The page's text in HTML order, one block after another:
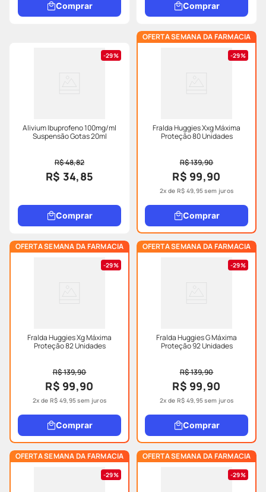
Comprar Comprar
29%
Alivium Ibuprofeno 100mg/ml
Suspensão Gotas 20ml
R$ 48,82
R$ 34,85
Comprar
OFERTA SEMANA DA FARMACIA
29%
Fralda Huggies Xxg Máxima
Proteção 80 Unidades
R$ 139,90
R$ 99,90
2x de R$ 49,95sem juros
Comprar
OFERTA SEMANA DA FARMACIA
29%
Fralda Huggies Xg Máxima
Proteção 82 Unidades
R$ 139,90
R$ 99,90
2x de R$ 49,95sem juros
Comprar
OFERTA SEMANA DA FARMACIA
29%
Fralda Huggies G Máxima
Proteção 92 Unidades
R$ 139,90
R$ 99,90
2x de R$ 49,95sem juros
Comprar
OFERTA SEMANA DA FARMACIA
29%
OFERTA SEMANA DA FARMACIA
29%